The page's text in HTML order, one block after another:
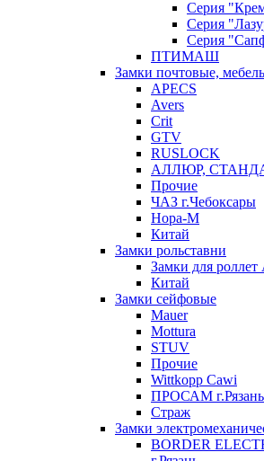
Серия
Серия
Серия
ПТИМАШ
Замки почтовые,
APECS
Avers
Crit
GTV
RUSLOCK
АЛЛЮР,
Прочие
ЧАЗ г.Чебоксары
Нора-М
Китай
Замки рольставни
Замки для роллет
Китай
Замки сейфовые
Mauer
Mottura
STUV
Прочие
Wittkopp Cawi
ПРОСАМ г.Рязань
Страж
Замки
BORDER